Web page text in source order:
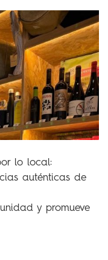
lo local:
auténticas de
y promueve